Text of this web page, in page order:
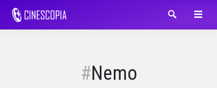
Nemo